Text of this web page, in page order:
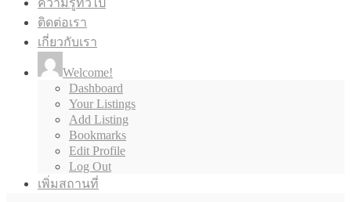
ติดต่อเรา
เกี่ยวกับเรา
Welcome!
Dashboard
Your Listings
Add Listing
Bookmarks
Edit Profile
Log Out
เพิ่มสถานที่